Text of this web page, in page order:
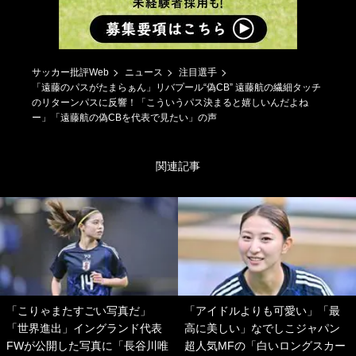
サッカー批評Web ニュース
注目選手
「遠藤のパスがたまらぁん」リバプール“偽CB” 遠藤航の繊細タッチ
のリターンパスに反響！「こういうパス決まると嬉しいんだよね
ー」「遠藤航の偽CBを代表で見たい」の声
関連記事
「こりゃまたすごい写真だ」
「世界進出」イングランド代表
FWが公開した写真に「長谷川唯
「アイドルよりも可愛い」「最
高に美しい」なでしこジャパン
超人気MFの「白いロングスカー